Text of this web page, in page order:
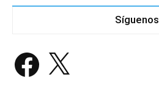
Síguenos
Facebook